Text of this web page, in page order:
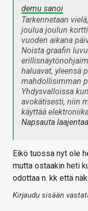
demu sanoi
Tarkennetaan
joulua joulun
vuoden aikana
Noista graafin
haluavat, yleensä
mahdollisimman
Yhdysvalloissa
avokätisesti, niin
käyttää
Napsauta
Eikö tuossa nyt ole
mutta ostaakin heti
odottaa n. kk että
Kirjaudu sisään